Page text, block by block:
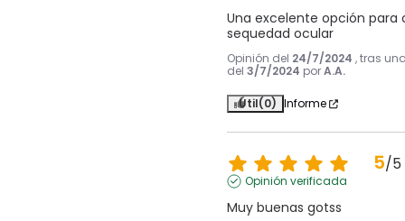
Una excelente opción para
sequedad ocular
Opinión del 24/7/2024 , tras
del 3/7/2024 porA.A.
Útil(0) Informe
5/5
Opinión verificada
Muy buenas gotss